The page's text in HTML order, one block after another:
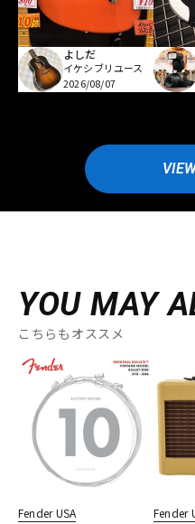
よしだ
イケシブリユース
2026/08/07
YOU MAY
こちらもオススメ
Fender USA Fender